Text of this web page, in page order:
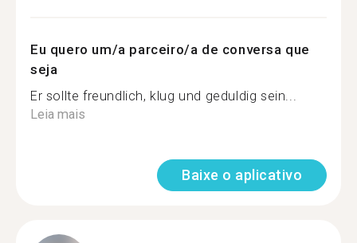
Eu quero um/a parceiro/a de conversa que
seja
Er sollte freundlich, klug und geduldig sein...
Leia mais
Baixe o aplicativo